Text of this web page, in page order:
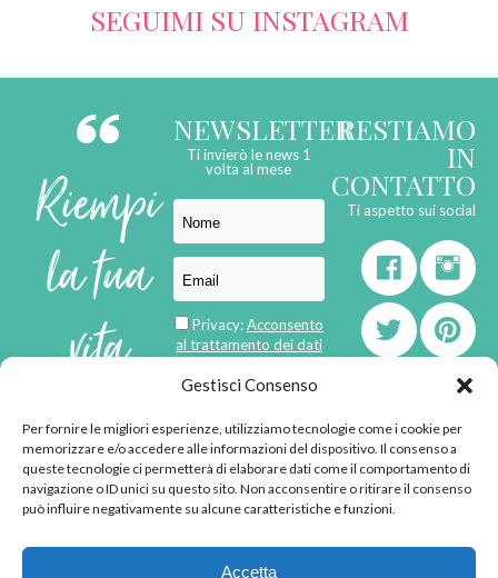
Gestisci Consenso
Per fornire le migliori esperienze, utilizziamo tecnologie come i cookie per
memorizzare e/o accedere alle informazioni del dispositivo. Il consenso a
queste tecnologie ci permetterà di elaborare dati come il comportamento di
navigazione o ID unici su questo sito. Non acconsentire o ritirare il consenso
può influire negativamente su alcune caratteristiche e funzioni.
Accetta
SEGUIMI SU INSTAGRAM
Riempi
la tua
vita
di
emozioni
NEWSLETTER
Ti invierò le news 1
volta al mese
Privacy:Acconsento
al trattamento dei dati
RESTIAMO
IN
CONTATTO
Ti aspetto sui social
born inMaMaStudiOs